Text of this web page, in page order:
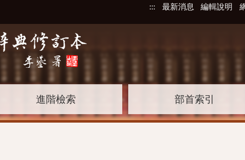
::: 最新消息 編輯說明
進階檢索 部首索引